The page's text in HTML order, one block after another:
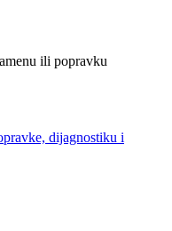
ili popravku
dijagnostiku i